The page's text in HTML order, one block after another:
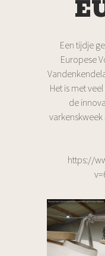
Een tijdje
Europese
Het is met
de
https://